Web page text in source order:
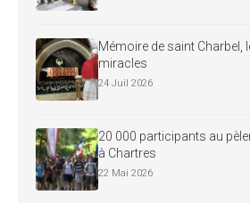
Mémoire de saint Charbel,
miracles
24 Juil 2026
20 000 participants au
à Chartres
22 Mai 2026